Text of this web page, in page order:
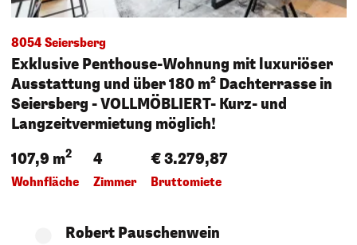
8054 Seiersberg
Exklusive Penthouse-Wohnung mit luxuriöser
Ausstattung und über 180 m² Dachterrasse in
Seiersberg - VOLLMÖBLIERT- Kurz- und
Langzeitvermietung möglich!
107,9 m2
Wohnfläche
4
Zimmer
€ 3.279,87
Bruttomiete
Robert Pauschenwein